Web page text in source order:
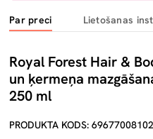
Par preci Lietošanas
Royal Forest Hair &
un ķermeņa
250 ml
PRODUKTA KODS: